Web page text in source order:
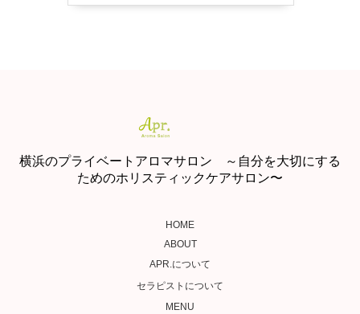
横浜のプライベートアロマサロン ～自分を大切にする
ためのホリスティックケアサロン〜
HOME
ABOUT
APR.について
セラピストについて
MENU